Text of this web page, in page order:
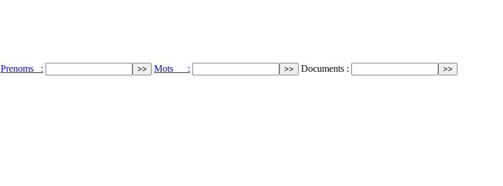
Prenoms : Mots : Documents :